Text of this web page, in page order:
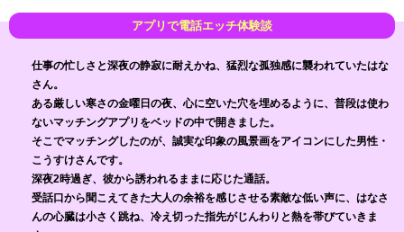
仕事の忙しさと深夜の静寂に耐えかね、猛烈な孤独感に襲われていたはな
さん。
ある厳しい寒さの金曜日の夜、心に空いた穴を埋めるように、普段は使わ
ないマッチングアプリをベッドの中で開きました。
そこでマッチングしたのが、誠実な印象の風景画をアイコンにした男性・
こうすけさんです。
深夜2時過ぎ、彼から誘われるままに応じた通話。
受話口から聞こえてきた大人の余裕を感じさせる素敵な低い声に、はなさ
んの心臓は小さく跳ね、冷え切った指先がじんわりと熱を帯びていきま